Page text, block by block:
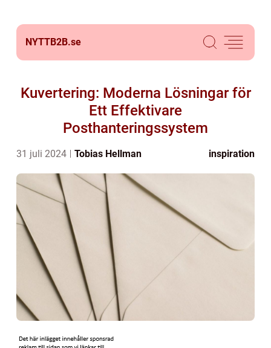
NYTTB2B.se
Kuvertering: Moderna Lösningar för
Ett Effektivare
Posthanteringssystem
31 juli 2024 Tobias Hellman inspiration